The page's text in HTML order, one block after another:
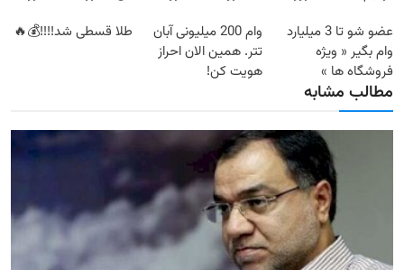
عضو شو تا 3 میلیارد
وام بگیر « ویژه
فروشگاه ها »
وام 200 میلیونی آبان
تتر. همین الان احراز
هویت کن!
طلا قسطی شد!!!!💰🔥
مطالب مشابه